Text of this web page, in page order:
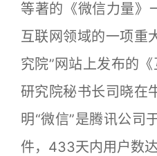
等著的《微信力量》
互联网领域的一项重
究院”网站上发布的
研究院秘书长司晓在
明“微信”是腾讯公司
件，433天内用户数